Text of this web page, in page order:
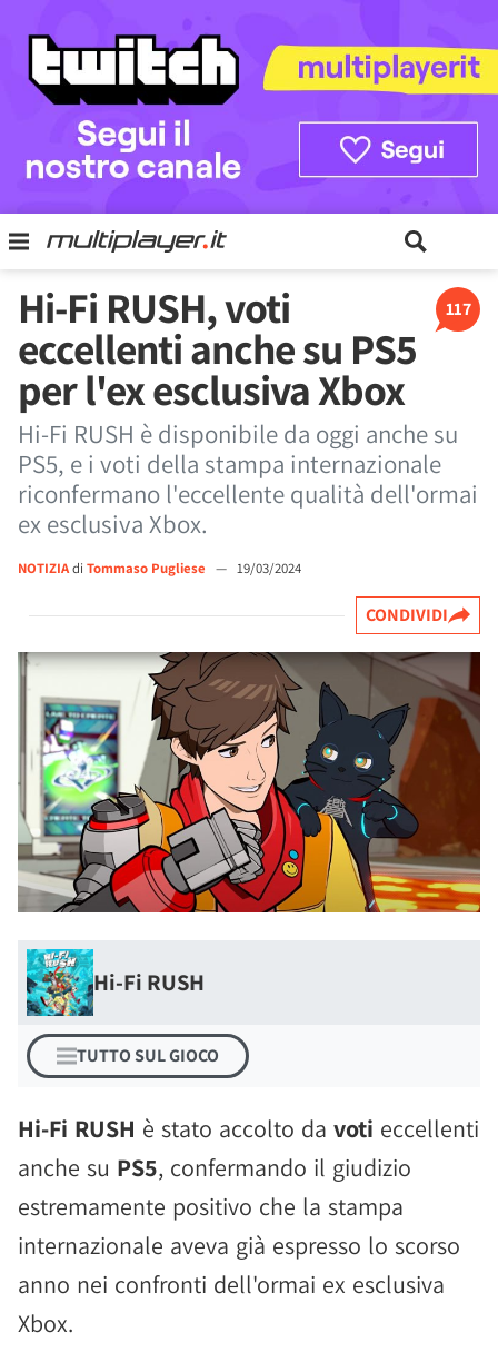
117
Hi-Fi RUSH, voti
eccellenti anche su PS5
per l'ex esclusiva Xbox
Hi-Fi RUSH è disponibile da oggi anche su
PS5, e i voti della stampa internazionale
riconfermano l'eccellente qualità dell'ormai
ex esclusiva Xbox.
NOTIZIAdi Tommaso Pugliese — 19/03/2024
CONDIVIDI
Hi-Fi RUSH
TUTTO SUL GIOCO
Hi-Fi RUSH è stato accolto da voti eccellenti
anche su PS5, confermando il giudizio
estremamente positivo che la stampa
internazionale aveva già espresso lo scorso
anno nei confronti dell'ormai ex esclusiva
Xbox.